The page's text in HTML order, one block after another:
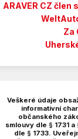
ARAVER CZ člen
Za
Veškeré údaje
informativní
občanského
smlouvy dle § 1731
dle § 1733.